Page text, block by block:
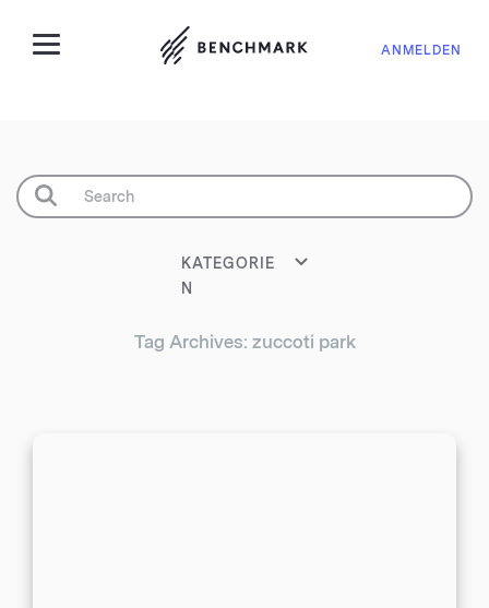
ANMELDEN
KATEGORIE
N
Tag Archives: zuccoti park